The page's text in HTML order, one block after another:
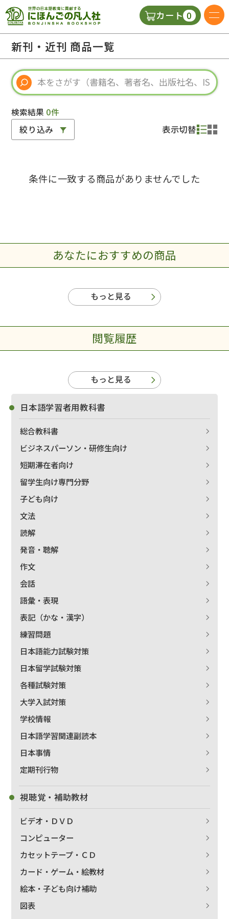
カート 0
視聴覚・補助教材
教師用参考書
新刊・近刊 商品一覧
検索結果 0件
絞り込み 表示切替
条件に一致する商品がありませんでした
あなたにおすすめの商品
もっと見る
閲覧履歴
もっと見る
日本語学習者用教科書
総合教科書
ビジネスパーソン・研修生向け
短期滞在者向け
留学生向け専門分野
子ども向け
文法
読解
発音・聴解
作文
会話
語彙・表現
表記（かな・漢字）
練習問題
日本語能力試験対策
日本留学試験対策
各種試験対策
大学入試対策
学校情報
日本語学習関連副読本
日本事情
定期刊行物
視聴覚・補助教材
ビデオ・ＤＶＤ
コンピューター
カセットテープ・ＣＤ
カード・ゲーム・絵教材
絵本・子ども向け補助
図表